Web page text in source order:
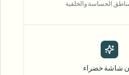
شاشة خضراء
The blur tools are a
blur distracting backgrounds